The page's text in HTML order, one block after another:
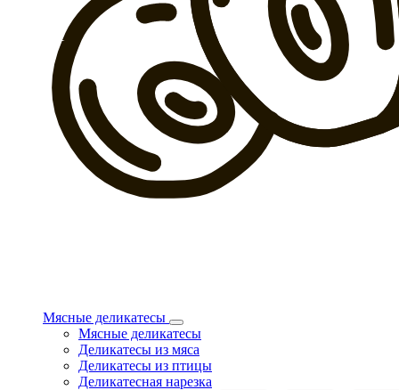
Мясные деликатесы
Мясные деликатесы
Деликатесы из мяса
Деликатесы из птицы
Деликатесная нарезка